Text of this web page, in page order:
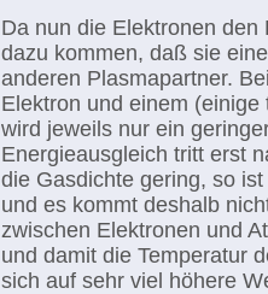
Da nun die Elektronen
dazu kommen, daß sie
anderen Plasmapartner.
Elektron und einem
wird jeweils nur ein
Energieausgleich tritt erst
die Gasdichte gering, so
und es kommt deshalb
zwischen Elektronen und
und damit die Temperatur
sich auf sehr viel höhere